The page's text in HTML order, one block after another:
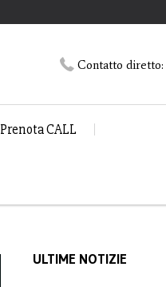
Contatto diretto:
Prenota CALL
ULTIME NOTIZIE